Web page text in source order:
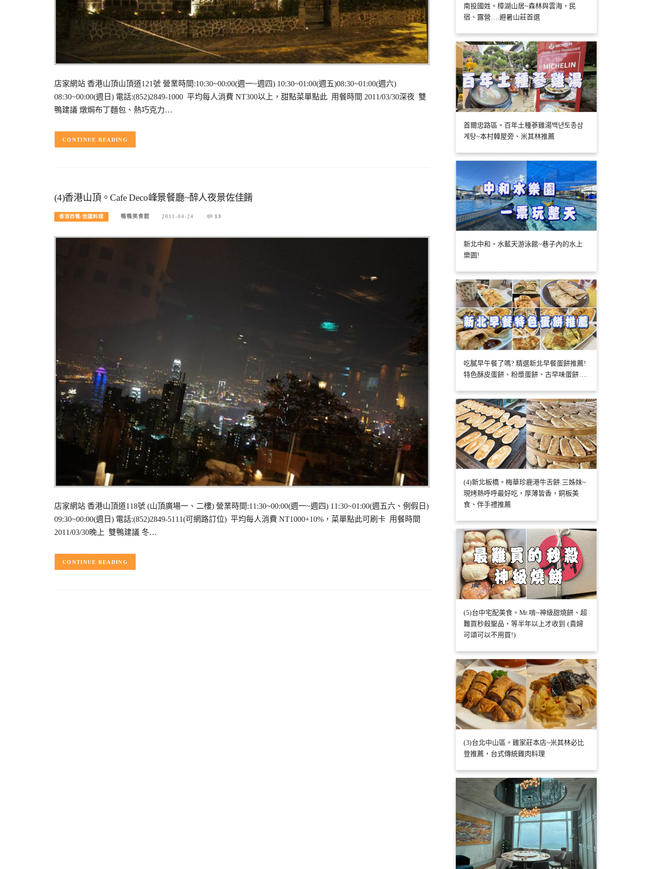
店家網站 香港山頂山頂道121號 營業時間:10:30~00:00(週一~週四) 10:30~01:00(週五)08:30~01:00(週六)
08:30~00:00(週日) 電話:(852)2849-1000 平均每人消費 NT300以上，甜點菜單點此 用餐時間 2011/03/30深夜 雙
鴨建議 燉焗布丁麵包、熱巧克力…
CONTINUE READING
(4)香港山頂。Cafe Deco峰景餐廳~醉人夜景佐佳餚
香港西餐/他國料理 鴨鴨美食館 2011-04-24 13
店家網站 香港山頂道118號 (山頂廣場一、二樓) 營業時間:11:30~00:00(週一~週四) 11:30~01:00(週五六、例假日)
09:30~00:00(週日) 電話:(852)2849-5111(可網路訂位) 平均每人消費 NT1000+10%，菜單點此可刷卡 用餐時間
2011/03/30晚上 雙鴨建議 冬…
CONTINUE READING
南投國姓。樟湖山居~森林與雲海，民
宿、露營….避暑山莊首選
首爾忠路區。百年土種蔘雞湯백년토종삼
계탕~本村韓屋旁、米其林推薦
新北中和。水藍天游泳館~巷子內的水上
樂園!
吃膩早午餐了嗎? 精選新北早餐蛋餅推薦!
特色酥皮蛋餅、粉漿蛋餅、古早味蛋餅….
(4)新北板橋。梅華珍鹿港牛舌餅.三姊妹~
現烤熱呼呼最好吃，厚薄皆香，銅板美
食、伴手禮推薦
(5)台中宅配美食。Mr.啃~神級甜燒餅、超
難買秒殺聖品，等半年以上才收到 (貴婦
可頌可以不用買!)
(3)台北中山區。雞家莊本店~米其林必比
登推薦，台式傳統雞肉料理